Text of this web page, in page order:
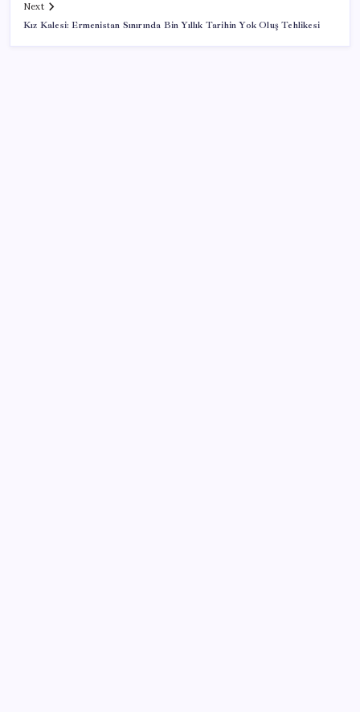
Next
Kız Kalesi: Ermenistan Sınırında Bin Yıllık Tarihin Yok Oluş Tehlikesi